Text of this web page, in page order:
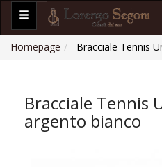
Homepage Bracciale Tennis
Bracciale Tennis
argento bianco